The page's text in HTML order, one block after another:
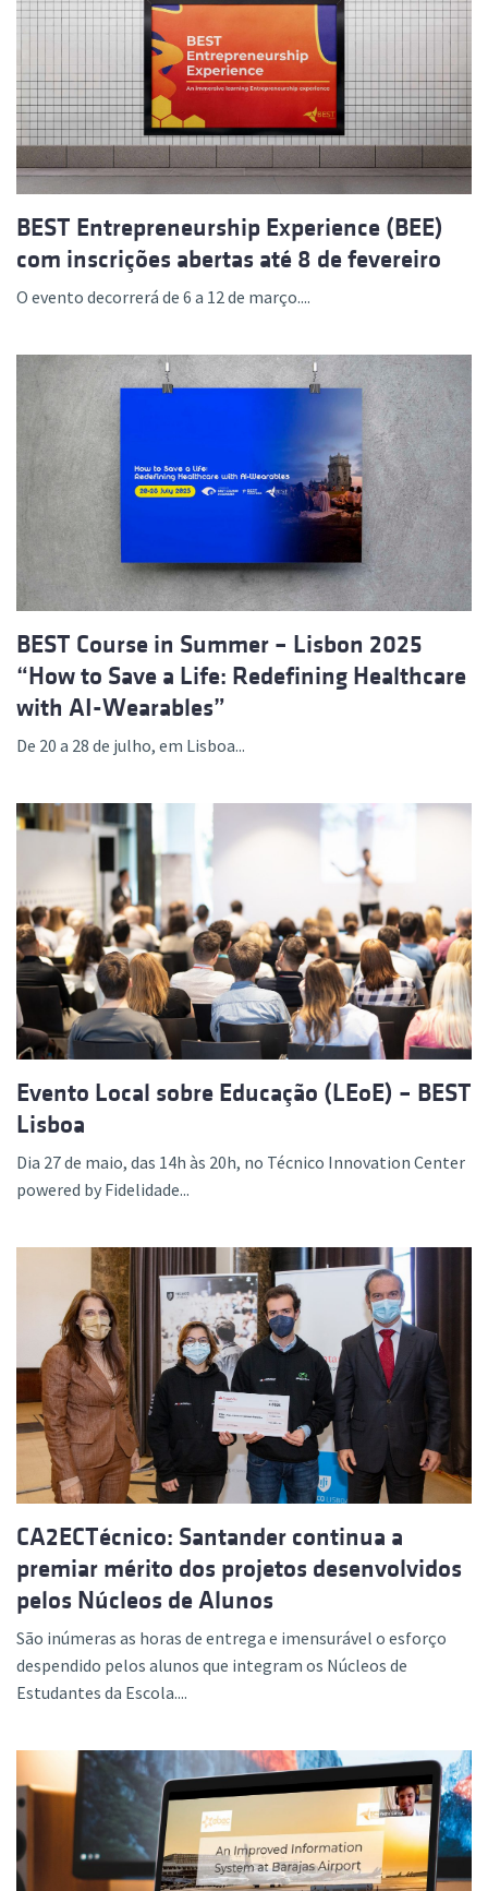
BEST Entrepreneurship Experience (BEE)
com inscrições abertas até 8 de fevereiro
O evento decorrerá de 6 a 12 de março....
BEST Course in Summer – Lisbon 2025
“How to Save a Life: Redefining Healthcare
with AI-Wearables”
De 20 a 28 de julho, em Lisboa...
Evento Local sobre Educação (LEoE) – BEST
Lisboa
Dia 27 de maio, das 14h às 20h, no Técnico Innovation Center
powered by Fidelidade...
CA2ECTécnico: Santander continua a
premiar mérito dos projetos desenvolvidos
pelos Núcleos de Alunos
São inúmeras as horas de entrega e imensurável o esforço
despendido pelos alunos que integram os Núcleos de
Estudantes da Escola....